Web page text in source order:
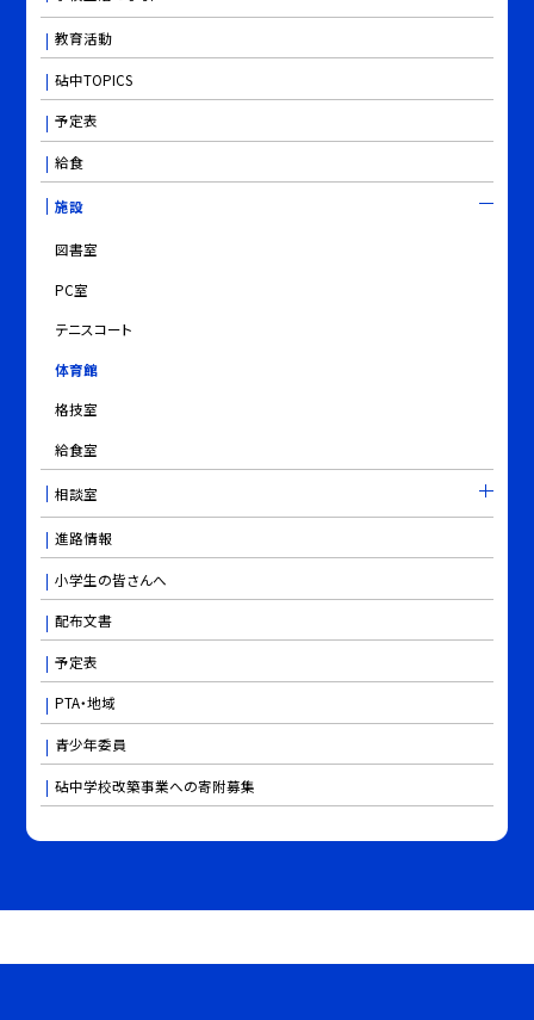
教育活動
砧中TOPICS
予定表
給食
施設
図書室
PC室
テニスコート
体育館
格技室
給食室
相談室
進路情報
小学生の皆さんへ
配布文書
予定表
PTA・地域
青少年委員
砧中学校改築事業への寄附募集